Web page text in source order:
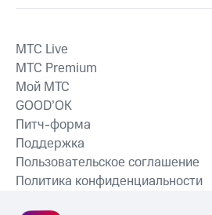
MTС Live
MTС Premium
Мой МТС
GOOD’OK
Питч-форма
Поддержка
Пользовательское соглашение
Политика конфиденциальности